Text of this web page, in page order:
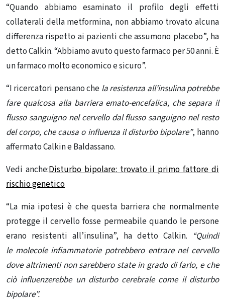
“Quando abbiamo esaminato il profilo degli effetti
collaterali della metformina, non abbiamo trovato alcuna
differenza rispetto ai pazienti che assumono placebo”, ha
detto Calkin. “Abbiamo avuto questo farmaco per 50 anni. È
un farmaco molto economico e sicuro”.
“I ricercatori pensano che la resistenza all’insulina potrebbe
fare qualcosa alla barriera emato-encefalica, che separa il
flusso sanguigno nel cervello dal flusso sanguigno nel resto
del corpo, che causa o influenza il disturbo bipolare”, hanno
affermato Calkin e Baldassano.
Vedi anche:Disturbo bipolare: trovato il primo fattore di
rischio genetico
“La mia ipotesi è che questa barriera che normalmente
protegge il cervello fosse permeabile quando le persone
erano resistenti all’insulina”, ha detto Calkin. “Quindi
le molecole infiammatorie potrebbero entrare nel cervello
dove altrimenti non sarebbero state in grado di farlo, e che
ciò influenzerebbe un disturbo cerebrale come il disturbo
bipolare”.